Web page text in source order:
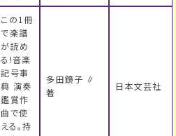
この1冊
で楽譜
が読め
る!音楽
記号事
典 演奏
鑑賞作
曲で使
える。持
多田鏡子 ∥
著
日本文芸社